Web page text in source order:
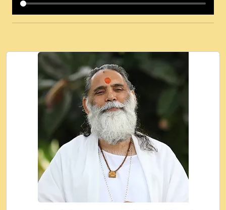
कई पकड क मर हथ र मह वदवन पहच दय! मह जन
Ki - Krishna Bhajan - New Bhajan 2020
#Ishwar Bhakti.mp3
जब से गीता ज्ञान पाया मैं बड़ी मस्ती में हूँ । 2018 -
Rishikesh - Ratan Ji Rasik.mp3
तन हल दल द सनव मड उतत सर रख क, नल रव त
गल लग जव त सर उतत हथ रख द!.mp3
तू कर प्रीतम से प्रीत, यूहीं दिन बीतते जाते हैं ।
2018 - Rishikesh - Swami Gyananand Ji
Maharaj.mp3
न म गवद गपल गद फर, पयर महन न रझद फर! shri